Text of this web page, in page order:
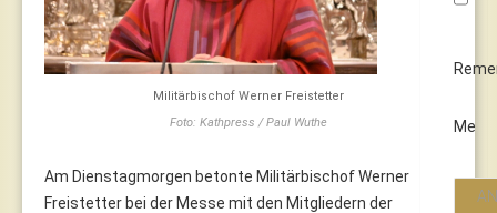
Me
Militärbischof Werner Freistetter
Foto: Kathpress / Paul Wuthe
Am Dienstagmorgen betonte Militärbischof Werner
Freistetter bei der Messe mit den Mitgliedern der